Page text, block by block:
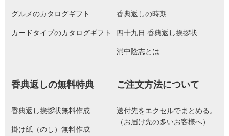
グルメのカタログギフト
カードタイプのカタログギフト
香典返しの時期
四十九日 香典返し挨拶状
満中陰志とは
香典返しの無料特典
香典返し挨拶状無料作成
掛け紙（のし）無料作成
ご注文方法について
送付先をエクセルでまとめる。
（お届け先の多いお客様へ）